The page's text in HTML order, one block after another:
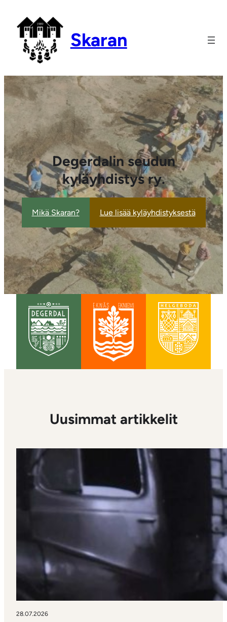
Skaran
Degerdalin seudun
kyläyhdistys ry.
Mikä Skaran? Lue lisää kyläyhdistyksestä
Uusimmat artikkelit
28.07.2026